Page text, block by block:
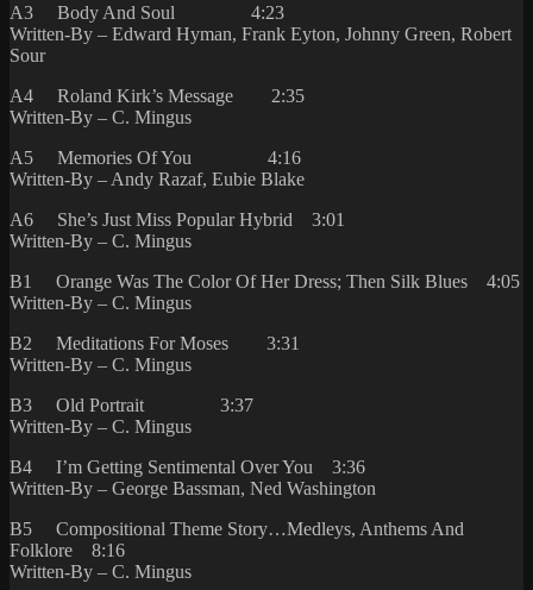
A3 Body And Soul 4:23
Written-By – Edward Hyman, Frank Eyton, Johnny Green, Robert
Sour
A4 Roland Kirk’s Message 2:35
Written-By – C. Mingus
A5 Memories Of You 4:16
Written-By – Andy Razaf, Eubie Blake
A6 She’s Just Miss Popular Hybrid 3:01
Written-By – C. Mingus
B1 Orange Was The Color Of Her Dress; Then Silk Blues 4:05
Written-By – C. Mingus
B2 Meditations For Moses 3:31
Written-By – C. Mingus
B3 Old Portrait 3:37
Written-By – C. Mingus
B4 I’m Getting Sentimental Over You 3:36
Written-By – George Bassman, Ned Washington
B5 Compositional Theme Story…Medleys, Anthems And
Folklore 8:16
Written-By – C. Mingus